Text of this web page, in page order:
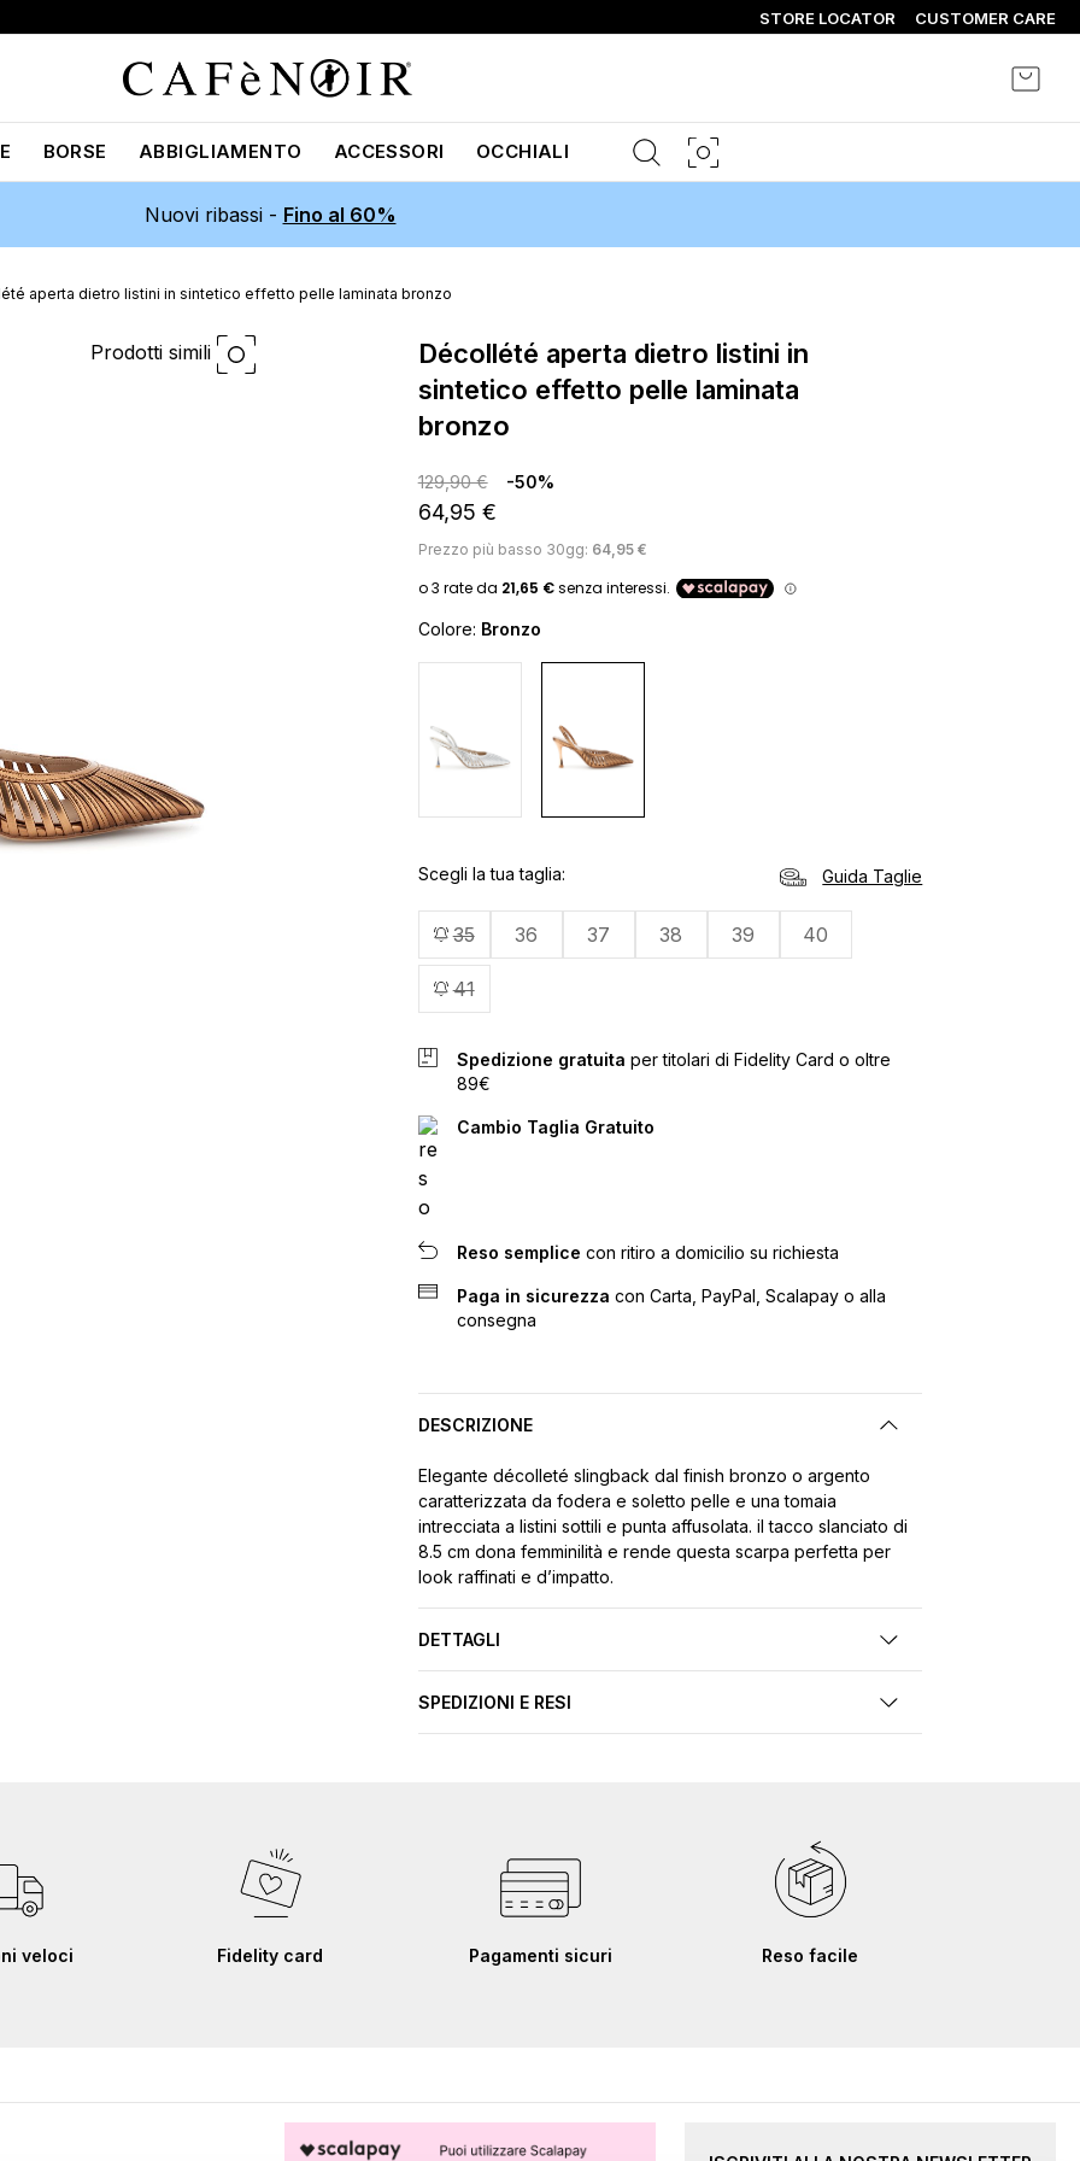
STORE LOCATOR CUSTOMER CARE
BORSE ABBIGLIAMENTO ACCESSORI OCCHIALI
Nuovi ribassi - Fino al 60%
aperta dietro listini in sintetico effetto pelle laminata bronzo
Prodotti simili
décollété aperta dietro listini in
sintetico effetto pelle laminata
bronzo
129,90 € -50%
64,95 €
Prezzo più basso 30gg: 64,95 €
Colore: Bronzo
Scegli la tua taglia
35 36 37 38 39 40
41
Guida Taglie
Spedizione gratuita per titolari di Fidelity Card o oltre
89€
Cambio Taglia Gratuito
Reso semplice con ritiro a domicilio su richiesta
Paga in sicurezza con Carta, PayPal, Scalapay o alla
consegna
DESCRIZIONE
Elegante décolleté slingback dal finish bronzo o argento
caratterizzata da fodera e soletto pelle e una tomaia
intrecciata a listini sottili e punta affusolata. il tacco slanciato di
8.5 cm dona femminilità e rende questa scarpa perfetta per
look raffinati e d’impatto.
DETTAGLI
SPEDIZIONI E RESI
veloci Fidelity card Pagamenti sicuri Reso facile